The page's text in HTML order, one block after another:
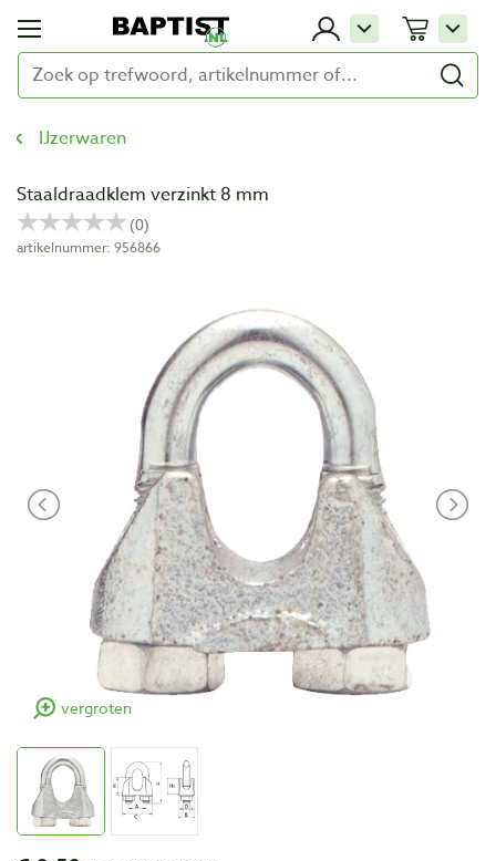
IJzerwaren
Staaldraadklem verzinkt 8 mm
artikelnummer: 956866
vergroten